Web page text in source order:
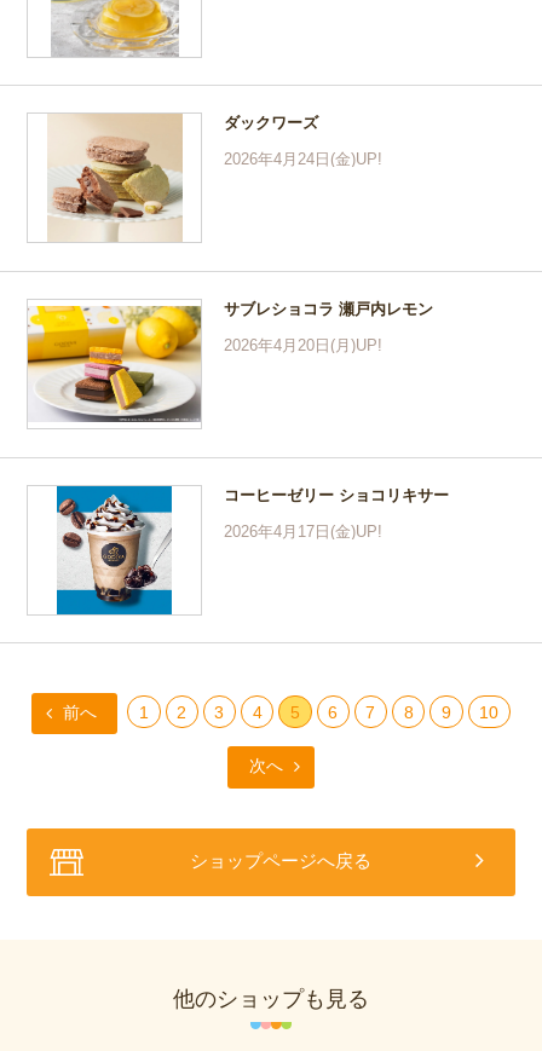
ダックワーズ
2026年4月24日(金)UP!
サブレショコラ 瀬戸内レモン
2026年4月20日(月)UP!
コーヒーゼリー ショコリキサー
2026年4月17日(金)UP!
前へ 1 2 3 4 5 6 7 8 9 10
次へ
ショップページへ戻る
他のショップも見る